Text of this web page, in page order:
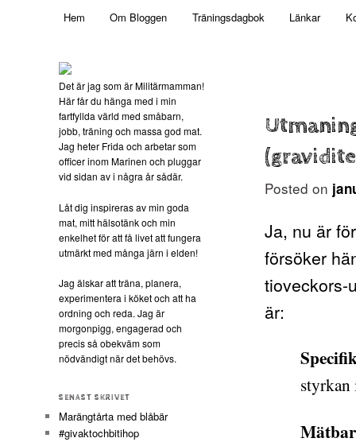
Militärmamman
Skip to primary content
Hem Om Bloggen Träningsdagbok Länkar
Posted on
Ja, nu är
försöker
tioveckors-
är:
Det är jag som är Militärmamman!
Här får du hänga med i min
fartfyllda värld med småbarn,
jobb, träning och massa god mat.
Jag heter Frida och arbetar som
officer inom Marinen och pluggar
vid sidan av i några år sådär.
Låt dig inspireras av min goda
mat, mitt hälsotänk och min
enkelhet för att få livet att fungera
utmärkt med många järn i elden!
Jag älskar att träna, planera,
experimentera i köket och att ha
ordning och reda. Jag är
morgonpigg, engagerad och
precis så obekväm som
nödvändigt när det behövs.
SENAST SKRIVET
Marängtårta med blåbär
#givaktochbitihop